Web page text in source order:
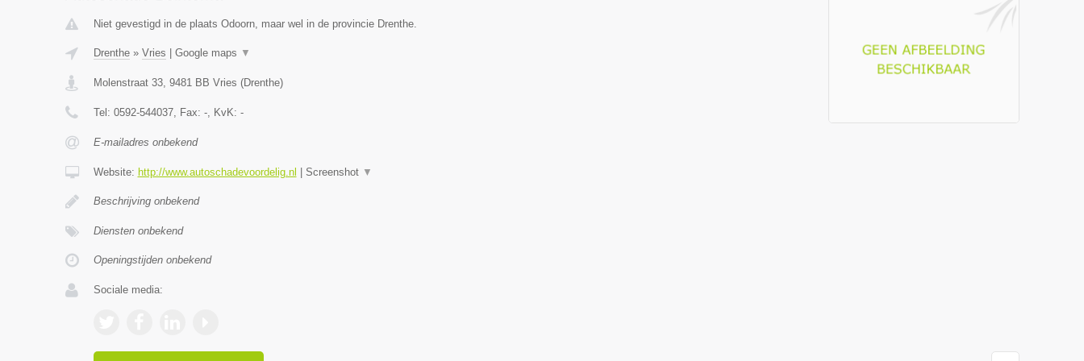
Niet gevestigd in de plaats Odoorn, maar wel in de provincie Drenthe.
Drenthe» Vries Google maps ▼
Molenstraat 33, 9481 BB Vries (Drenthe)
Tel: 0592-544037, Fax: -, KvK: -
E-mailadres onbekend
Website: http://www.autoschadevoordelig.nl Screenshot ▼
Beschrijving onbekend
Diensten onbekend
Openingstijden onbekend
Sociale media: